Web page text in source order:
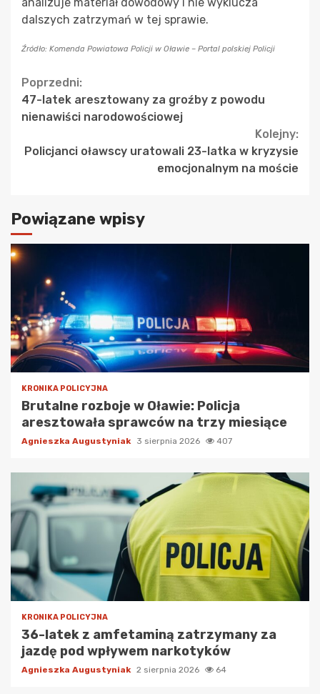
dalszych zatrzymań w tej sprawie.
Źródło: Komenda Powiatowa Policji w Oławie – Portal polskiej Policji
Continue
Reading
Poprzedni:
47-latek aresztowany za groźby z powodu
nienawiści narodowościowej
Kolejny:
Policjanci oławscy uratowali 23-latka w kryzysie
emocjonalnym na moście
Powiązane wpisy
KRONIKA POLICYJNA
Brutalne rozboje w Oławie: Policja
aresztowała sprawców na trzy miesiące
Agnieszka Augustyniak 3 sierpnia 2026 407
KRONIKA POLICYJNA
36-latek z amfetaminą zatrzymany za
jazdę pod wpływem narkotyków
Agnieszka Augustyniak 2 sierpnia 2026 64